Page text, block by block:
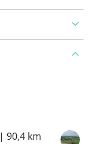
|90,4 km